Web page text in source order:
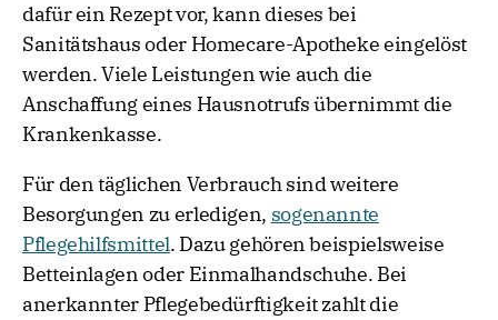
dafür ein Rezept vor, kann dieses bei
Sanitätshaus oder Homecare-Apotheke eingelöst
werden. Viele Leistungen wie auch die
Anschaffung eines Hausnotrufs übernimmt die
Krankenkasse.
Für den täglichen Verbrauch sind weitere
Besorgungen zu erledigen, sogenannte
Pflegehilfsmittel. Dazu gehören beispielsweise
Betteinlagen oder Einmalhandschuhe. Bei
anerkannter Pflegebedürftigkeit zahlt die